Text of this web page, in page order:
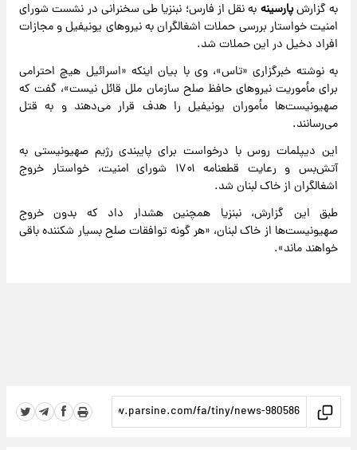
به گزارشپارسینه به نقل از فارس؛ نبنزیا طی سخنرانی در نشست شورای
امنیت خواستار بررسی حملات اشغالگران به نیروهای یونیفیل و مجازات
افراد دخیل در این حملات شد.
به نوشته خبرگزاری «تاس»، وی با بیان اینکه «اسرائیل هیچ احترامی
برای مأموریت نیروهای حافظ صلح سازمان ملل قائل نیست»، گفت که
صهیونیست‌ها مأموران یونیفیل را هدف قرار می‌دهند و به قتل
می‌رسانند.
این دیپلمات روس با درخواست برای پایبندی رژیم صهیونیستی به
آتش‌بس و رعایت قطعنامه ۱۷۰۱ شورای امنیت، خواستار خروج
اشغالگران از خاک لبنان شد.
طبق این گزارش، ‌نبنزیا همچنین هشدار داد که بدون خروج
صهیونیست‌ها از خاک لبنان، «هر گونه توافقات صلح بسیار شکننده باقی
خواهند ماند».